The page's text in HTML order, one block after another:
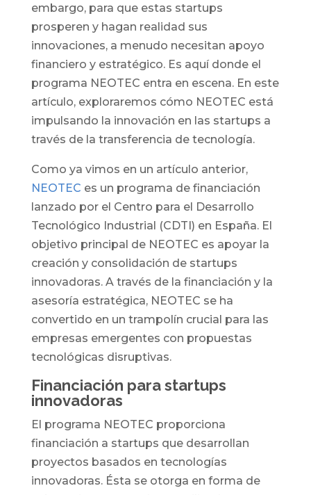
embargo, para que estas startups
prosperen y hagan realidad sus
innovaciones, a menudo necesitan apoyo
financiero y estratégico. Es aquí donde el
programa NEOTEC entra en escena. En este
artículo, exploraremos cómo NEOTEC está
impulsando la innovación en las startups a
través de la transferencia de tecnología.
Como ya vimos en un artículo anterior,
NEOTEC es un programa de financiación
lanzado por el Centro para el Desarrollo
Tecnológico Industrial (CDTI) en España. El
objetivo principal de NEOTEC es apoyar la
creación y consolidación de startups
innovadoras. A través de la financiación y la
asesoría estratégica, NEOTEC se ha
convertido en un trampolín crucial para las
empresas emergentes con propuestas
tecnológicas disruptivas.
Financiación para startups
innovadoras
El programa NEOTEC proporciona
financiación a startups que desarrollan
proyectos basados en tecnologías
innovadoras. Ésta se otorga en forma de